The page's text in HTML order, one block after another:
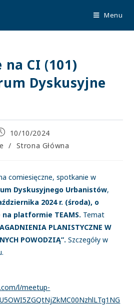
Menu
CI (101)
Dyskusyjne
10/10/2024
/ Strona Główna
comiesięczne, spotkanie w
Dyskusyjnego Urbanistów,
2024 r. (środa), o
platformie TEAMS. Temat
PLANISTYCZNE W
POWODZIĄ”.Szczegóły w
l/meetup-